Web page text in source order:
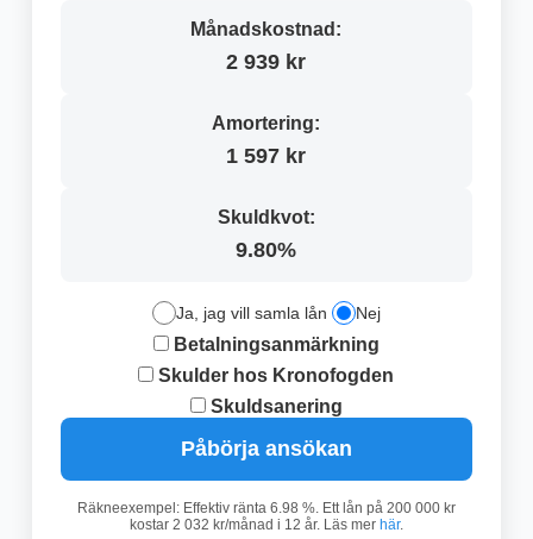
Månadskostnad:
2 939 kr
Amortering:
1 597 kr
Skuldkvot:
9.80%
Ja, jag vill samla lån Nej
Betalningsanmärkning
Skulder hos Kronofogden
Skuldsanering
Påbörja ansökan
Räkneexempel: Effektiv ränta 6.98 %. Ett lån på 200 000 kr
kostar 2 032 kr/månad i 12 år. Läs mer här.